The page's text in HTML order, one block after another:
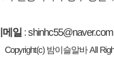
메일 : shinhc55@naver.com
Copyright(c) 밤이슬알바 All